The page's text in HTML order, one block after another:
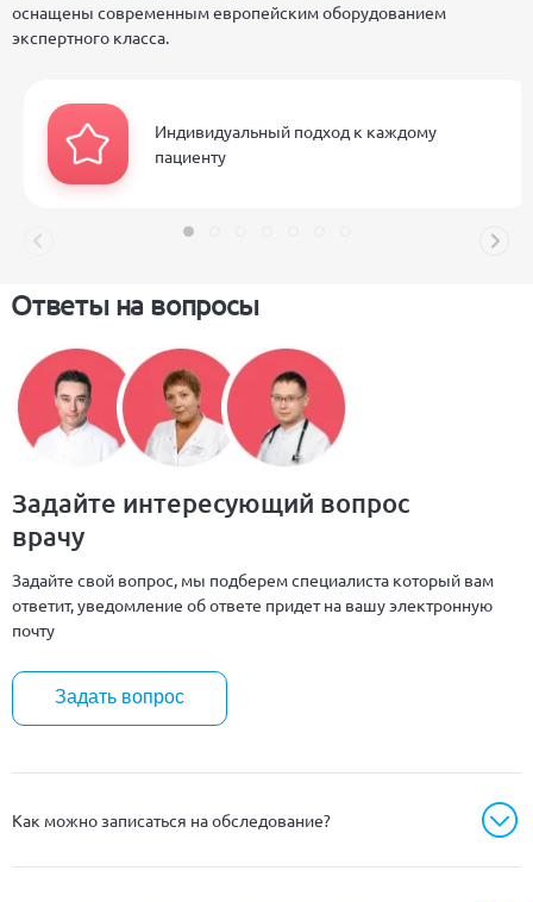
Ответы на вопросы
Как можно записаться на обследование?
Задайте интересующий вопрос
врачу
Задайте свой вопрос, мы подберем специалиста который вам
ответит, уведомление об ответе придет на вашу электронную
почту
Задать вопрос
оснащены современным европейским оборудованием
экспертного класса.
Индивидуальный подход к каждому
пациенту